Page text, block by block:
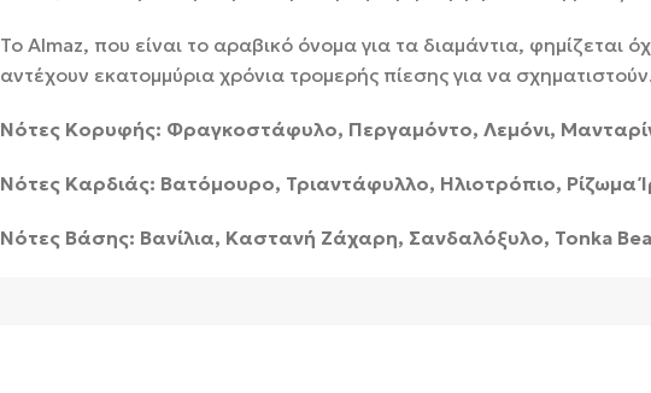
Το Almaz, που είναι το αραβικό όνομα για τα διαμάντια, φημίζεται
αντέχουν εκατομμύρια χρόνια τρομερής πίεσης για να
Νότες Κορυφής: Φραγκοστάφυλο, Περγαμόντο, Λεμόνι,
Νότες Καρδιάς: Βατόμουρο, Τριαντάφυλλο, Ηλιοτρόπιο, Ρίζωμα
Νότες Βάσης: Βανίλια, Καστανή Ζάχαρη, Σανδαλόξυλο, Tonka